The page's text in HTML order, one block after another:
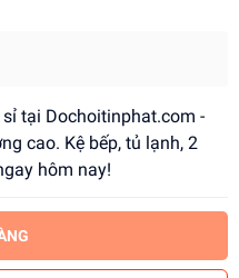
tại Dochoitinphat.com -
cao. Kệ bếp, tủ lạnh, 2
hôm nay!